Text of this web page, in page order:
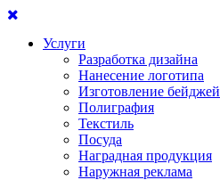
Услуги
Разработка дизайна
Нанесение логотипа
Изготовление бейджей
Полиграфия
Текстиль
Посуда
Наградная продукция
Наружная реклама